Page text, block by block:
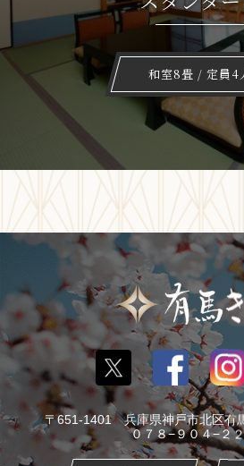
和室8畳 / 定員4
〒651-1401 兵庫県神戸市北区有
０７８−９０４−２